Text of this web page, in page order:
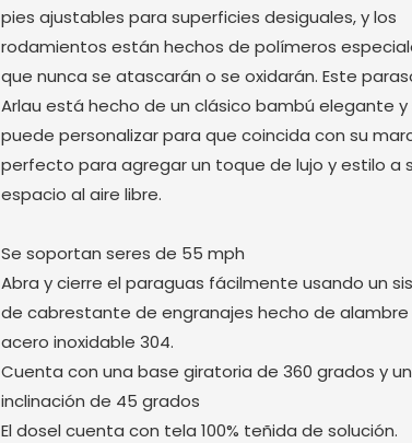
pies ajustables para superficies desiguales, y los
rodamientos están hechos de polímeros
que nunca se atascarán o se oxidarán. Este
Arlau está hecho de un clásico bambú elegante y
puede personalizar para que coincida con su
perfecto para agregar un toque de lujo y estilo a
espacio al aire libre.
Se soportan seres de 55 mph
Abra y cierre el paraguas fácilmente usando un
de cabrestante de engranajes hecho de alambre
acero inoxidable 304.
Cuenta con una base giratoria de 360 ​​grados y
inclinación de 45 grados
El dosel cuenta con tela 100% teñida de solución.